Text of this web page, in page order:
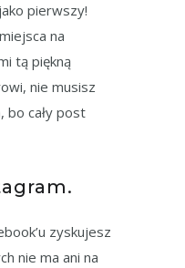
pierwszy!
na
tą piękną
nie musisz
bo cały post
zyskujesz
nie ma ani na